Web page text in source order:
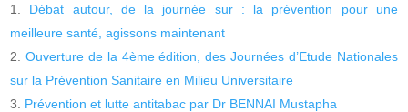
Débat autour, de la journée sur : la prévention pour une
meilleure santé, agissons maintenant
Ouverture de la 4ème édition, des Journées d’Etude Nationales
sur la Prévention Sanitaire en Milieu Universitaire
Prévention et lutte antitabac par Dr BENNAI Mustapha